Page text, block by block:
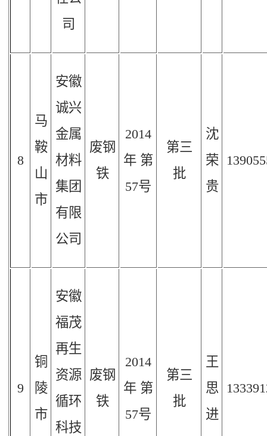
司
8
马
鞍
山
市
安徽
诚兴
金属
材料
集团
有限
公司
废钢
铁
2014
年 第
57号
第三
批
沈
荣
贵
9
铜
陵
市
安徽
福茂
再生
资源
循环
科技
废钢
铁
2014
年 第
57号
第三
批
王
思
进